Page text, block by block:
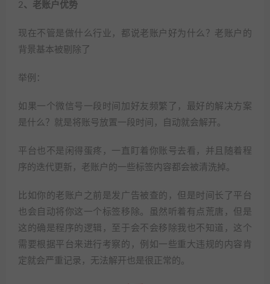
2、老账户优势
现在不管是做什么行业，都说老账户好为什么？老账户的
背景基本被剔除了
举例：
如果一个微信号一段时间加好友频繁了，最好的解决方案
是什么？就是将账号放置一段时间，自动就会解开。
平台也不是闲得蛋疼，一直盯着你账号去看，并且随着程
序的迭代更新，老账户的一些标签内容都会被清洗掉。
比如你的老账户之前是发广告被查的，但是时间长了平台
也会自动将你这一个标签移除。虽然听着有点荒唐，但是
这的确是程序的逻辑，至于会不会移除我也不知道，这个
需要根据平台来进行考察的，例如一些重大违规的内容肯
定就会严重记录，无法解开也是很正常的。